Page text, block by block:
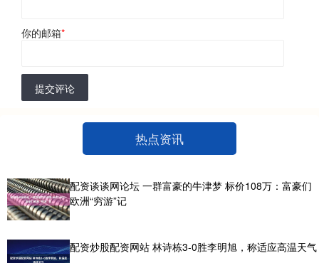
你的邮箱*
提交评论
热点资讯
配资谈谈网论坛 一群富豪的牛津梦 标价108万：富豪们
欧洲“穷游”记
配资炒股配资网站 林诗栋3-0胜李明旭，称适应高温天气